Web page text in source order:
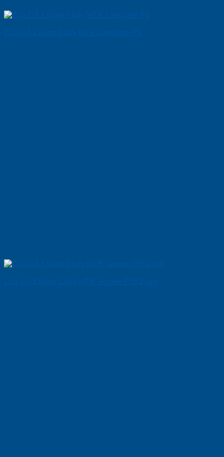
Cửa Gỗ Chống Cháy MDF Laminate P1
Cửa Gỗ Chống Cháy MDF Veneer P1R2 ash